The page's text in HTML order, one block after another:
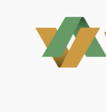
contenu